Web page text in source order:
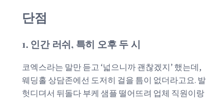
단점
1. 인간 러쉬, 특히 오후 두 시
코엑스라는 말만 듣고 ‘넓으니까 괜찮겠지’ 했는데,
웨딩홀 상담존에선 도저히 걸을 틈이 없더라고요. 발
헛디뎌서 뒤돌다 부케 샘플 떨어뜨려 업체 직원이랑